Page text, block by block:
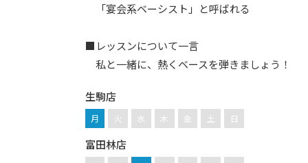
「宴会系ベーシスト」と呼ばれる
■レッスンについて一言
私と一緒に、熱くベースを弾きましょう！
生駒店
月 火 水 木 金 土 日
富田林店